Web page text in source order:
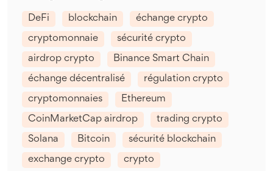
DeFi blockchain échange crypto
cryptomonnaie sécurité crypto
airdrop crypto Binance Smart Chain
échange décentralisé régulation crypto
cryptomonnaies Ethereum
CoinMarketCap airdrop trading crypto
Solana Bitcoin sécurité blockchain
exchange crypto crypto